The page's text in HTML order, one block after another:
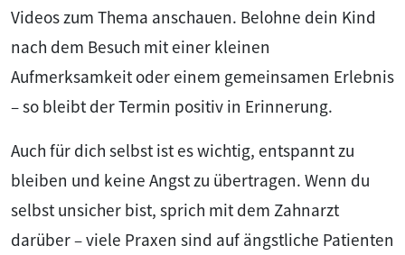
Videos zum Thema anschauen. Belohne dein Kind
nach dem Besuch mit einer kleinen
Aufmerksamkeit oder einem gemeinsamen Erlebnis
– so bleibt der Termin positiv in Erinnerung.
Auch für dich selbst ist es wichtig, entspannt zu
bleiben und keine Angst zu übertragen. Wenn du
selbst unsicher bist, sprich mit dem Zahnarzt
darüber – viele Praxen sind auf ängstliche Patienten